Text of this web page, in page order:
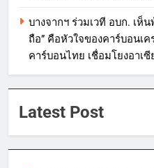
บางจากฯ ร่วมเวที อบก. เห็
ถือ” คือหัวใจของคาร์บอนเ
คาร์บอนไทย เชื่อมโยงอาเ
Latest Post